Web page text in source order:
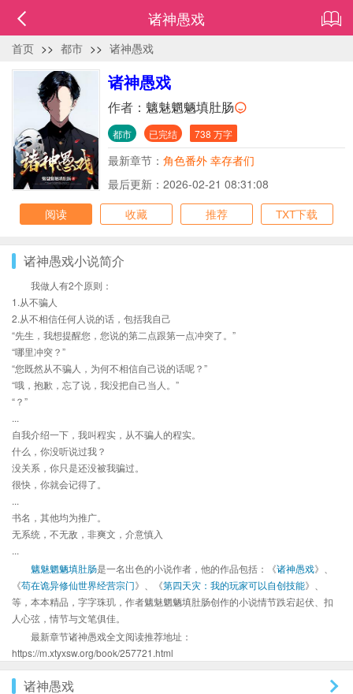
诸神愚戏
首页 >> 都市 >> 诸神愚戏
诸神愚戏
作者： 魑魅魍魉填肚肠
都市 已完结 738 万字
最新章节： 角色番外 幸存者们
最后更新：2026-02-21 08:31:08
阅读
收藏 推荐 TXT下载
诸神愚戏小说简介
我做人有2个原则：
1.从不骗人
2.从不相信任何人说的话，包括我自己
“先生，我想提醒您，您说的第二点跟第一点冲突了。”
“哪里冲突？”
“您既然从不骗人，为何不相信自己说的话呢？”
“哦，抱歉，忘了说，我没把自己当人。”
“？”
...
自我介绍一下，我叫程实，从不骗人的程实。
什么，你没听说过我？
没关系，你只是还没被我骗过。
很快，你就会记得了。
...
书名，其他均为推广。
无系统，不无敌，非爽文，介意慎入
...
魑魅魍魉填肚肠是一名出色的小说作者，他的作品包括：《诸神愚戏》、
《苟在诡异修仙世界经营宗门》、《第四天灾：我的玩家可以自创技能》、
等，本本精品，字字珠玑，作者魑魅魍魉填肚肠创作的小说情节跌宕起伏、扣
人心弦，情节与文笔俱佳。
最新章节诸神愚戏全文阅读推荐地址：
https://m.xtyxsw.org/book/257721.html
诸神愚戏